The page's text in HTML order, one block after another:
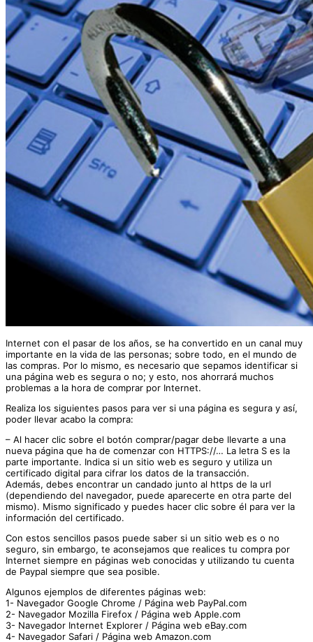
Internet con el pasar de los años, se ha convertido en un canal muy
importante en la vida de las personas; sobre todo, en el mundo de
las compras. Por lo mismo, es necesario que sepamos identificar si
una página web es segura o no; y esto, nos ahorrará muchos
problemas a la hora de comprar por Internet.
Realiza los siguientes pasos para ver si una página es segura y así,
poder llevar acabo la compra:
– Al hacer clic sobre el botón comprar/pagar debe llevarte a una
nueva página que ha de comenzar con HTTPS://… La letra S es la
parte importante. Indica si un sitio web es seguro y utiliza un
certificado digital para cifrar los datos de la transacción.
Además, debes encontrar un candado junto al https de la url
(dependiendo del navegador, puede aparecerte en otra parte del
mismo). Mismo significado y puedes hacer clic sobre él para ver la
información del certificado.
Con estos sencillos pasos puede saber si un sitio web es o no
seguro, sin embargo, te aconsejamos que realices tu compra por
Internet siempre en páginas web conocidas y utilizando tu cuenta
de Paypal siempre que sea posible.
Algunos ejemplos de diferentes páginas web:
1- Navegador Google Chrome / Página web PayPal.com
2- Navegador Mozilla Firefox / Página web Apple.com
3- Navegador Internet Explorer / Página web eBay.com
4- Navegador Safari / Página web Amazon.com